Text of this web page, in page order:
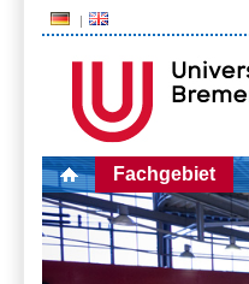
Fachgebiet